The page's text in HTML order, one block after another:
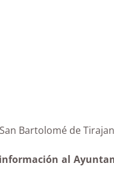
San Bartolomé de
al